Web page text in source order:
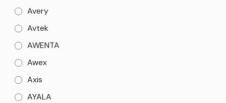
Avery
Avtek
AWENTA
Awex
Axis
AYALA